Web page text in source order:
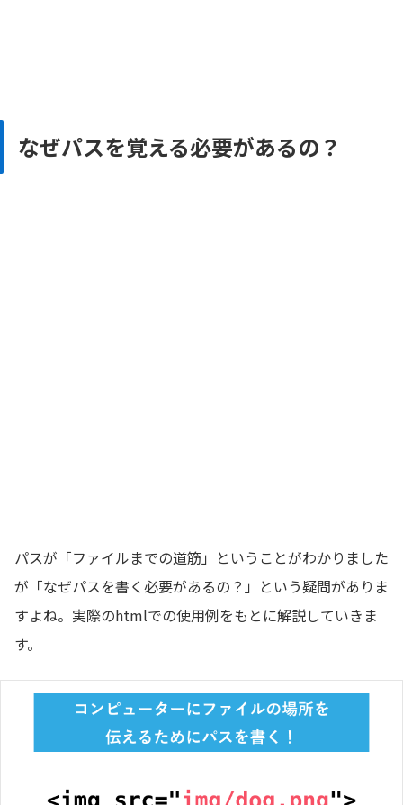
なぜパスを覚える必要があるの？
パスが「ファイルまでの道筋」ということがわかりました
が「なぜパスを書く必要があるの？」という疑問がありま
すよね。実際のhtmlでの使用例をもとに解説していきま
す。